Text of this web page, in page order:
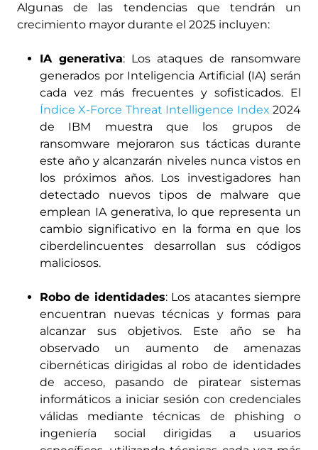
Algunas de las tendencias que tendrán un
crecimiento mayor durante el 2025 incluyen:
IA generativa: Los ataques de ransomware
generados por Inteligencia Artificial (IA) serán
cada vez más frecuentes y sofisticados. El
Índice X-Force Threat Intelligence Index 2024
de IBM muestra que los grupos de
ransomware mejoraron sus tácticas durante
este año y alcanzarán niveles nunca vistos en
los próximos años. Los investigadores han
detectado nuevos tipos de malware que
emplean IA generativa, lo que representa un
cambio significativo en la forma en que los
ciberdelincuentes desarrollan sus códigos
maliciosos.
Robo de identidades: Los atacantes siempre
encuentran nuevas técnicas y formas para
alcanzar sus objetivos. Este año se ha
observado un aumento de amenazas
cibernéticas dirigidas al robo de identidades
de acceso, pasando de piratear sistemas
informáticos a iniciar sesión con credenciales
válidas mediante técnicas de phishing o
ingeniería social dirigidas a usuarios